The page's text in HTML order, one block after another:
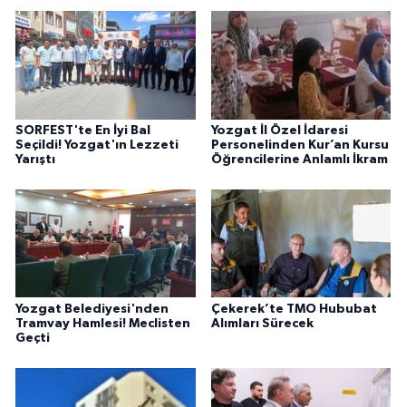
SORFEST'te En İyi Bal
Seçildi! Yozgat'ın Lezzeti
Yarıştı
Yozgat İl Özel İdaresi
Personelinden Kur’an Kursu
Öğrencilerine Anlamlı İkram
Yozgat Belediyesi'nden
Tramvay Hamlesi! Meclisten
Geçti
Çekerek’te TMO Hububat
Alımları Sürecek